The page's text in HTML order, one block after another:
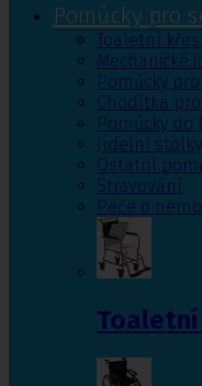
Pomůcky pro
Toaletní
Mechanické
Pomůcky
Chodítka
Pomůcky do
Jídelní
Ostatní
Stravování
Péče o